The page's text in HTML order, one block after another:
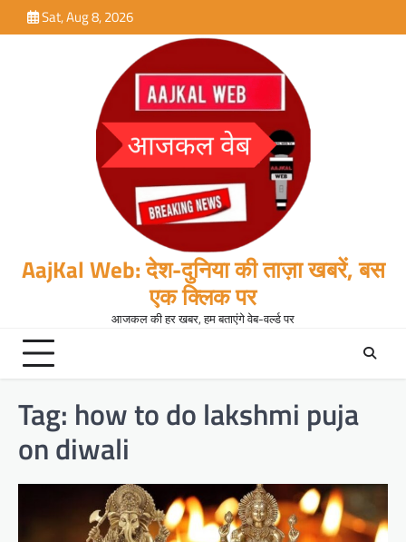
to
Sat, Aug 8, 2026
AajKal Web: देश-दुनिया की ताज़ा खबरें, बस
एक क्लिक पर
आजकल की हर खबर, हम बताएंगे वेब-वर्ल्ड पर
Tag: how to do lakshmi puja
on diwali